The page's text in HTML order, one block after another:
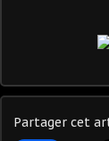
Partager cet